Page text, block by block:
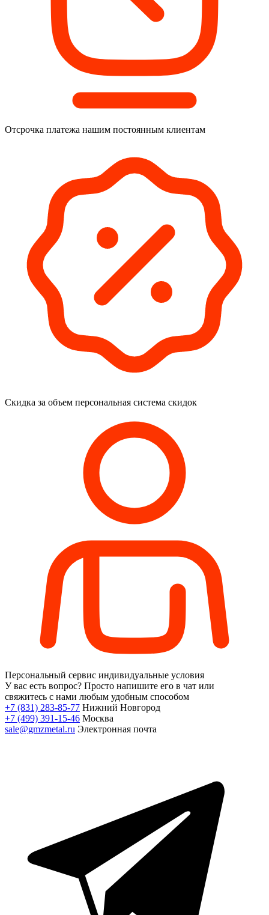
Отсрочка платежа нашим постоянным клиентам
Скидка за объем персональная система скидок
Персональный сервис индивидуальные условия
У вас есть вопрос? Просто напишите его в чат или
свяжитесь с нами любым удобным способом
+7 (831) 283-85-77 Нижний Новгород
+7 (499) 391-15-46 Москва
sale@gmzmetal.ru Электронная почта